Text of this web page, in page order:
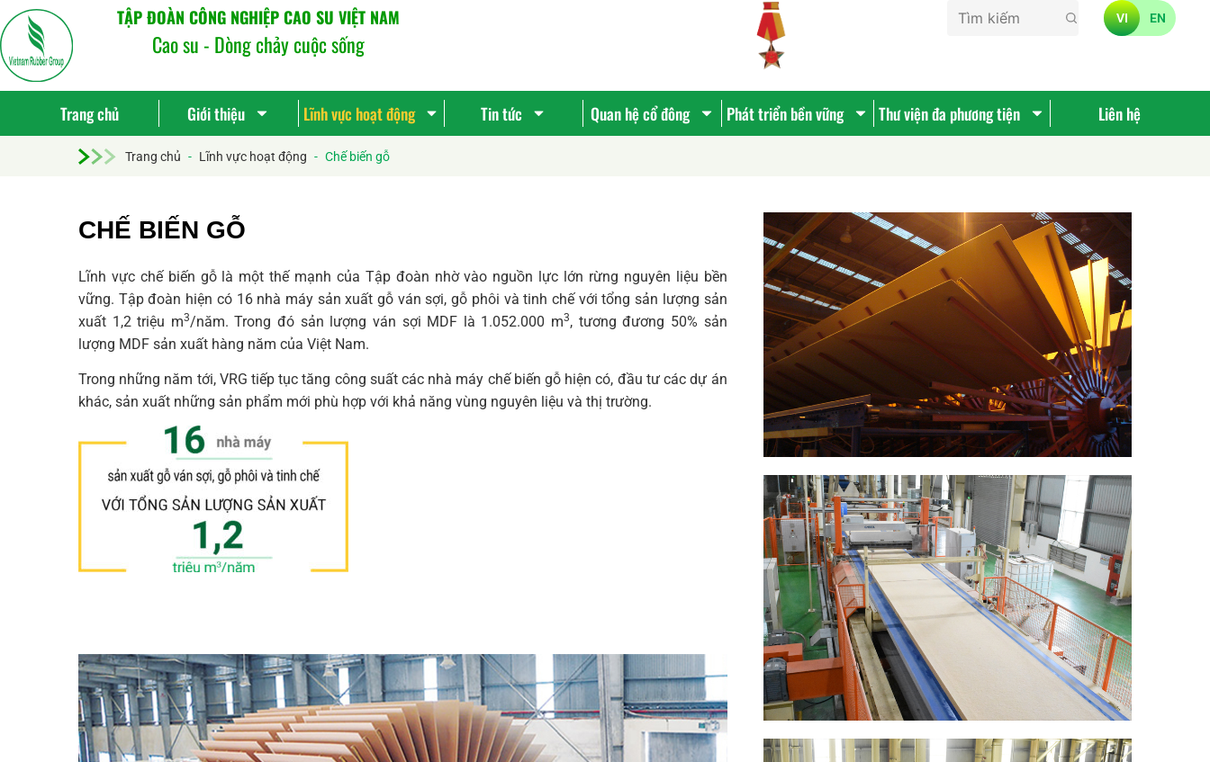
TẬP ĐOÀN CÔNG NGHIỆP CAO SU VIỆT NAM
Cao su - Dòng chảy cuộc sống
VI EN
Trang chủ Giới thiệu Lĩnh vực hoạt động Tin tức Quan hệ cổ đông Phát triển bền vững Thư viện đa phương tiện Liên hệ
Trang chủ - Lĩnh vực hoạt động - Chế biến gỗ
CHẾ BIẾN GỖ
Lĩnh vực chế biến gỗ là một thế mạnh của Tập đoàn nhờ vào nguồn lực lớn rừng nguyên liệu bền
vững. Tập đoàn hiện có 16 nhà máy sản xuất gỗ ván sợi, gỗ phôi và tinh chế với tổng sản lượng sản
xuất 1,2 triệu m3/năm. Trong đó sản lượng ván sợi MDF là 1.052.000 m3, tương đương 50% sản
lượng MDF sản xuất hàng năm của Việt Nam.
Trong những năm tới, VRG tiếp tục tăng công suất các nhà máy chế biến gỗ hiện có, đầu tư các dự án
khác, sản xuất những sản phẩm mới phù hợp với khả năng vùng nguyên liệu và thị trường.